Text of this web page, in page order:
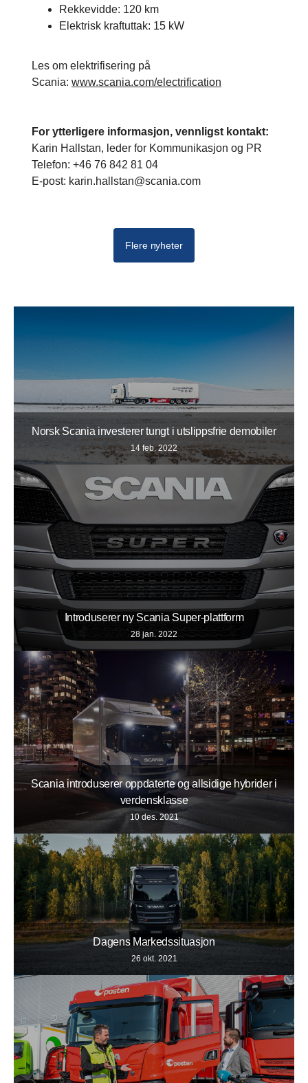
Rekkevidde: 120 km
Elektrisk kraftuttak: 15 kW
Les om elektrifisering på
Scania: www.scania.com/electrification
For ytterligere informasjon, vennligst kontakt:
Karin Hallstan, leder for Kommunikasjon og PR
Telefon: +46 76 842 81 04
E-post: karin.hallstan@scania.com
Flere nyheter
Norsk Scania investerer tungt i utslippsfrie demobiler
14 feb. 2022
Introduserer ny Scania Super-plattform
28 jan. 2022
Scania introduserer oppdaterte og allsidige hybrider i
verdensklasse
10 des. 2021
Dagens Markedssituasjon
26 okt. 2021